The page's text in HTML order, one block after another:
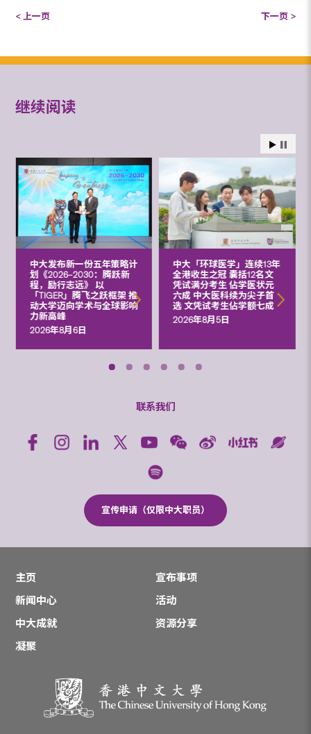
< 上一页 下一页 >
继续阅读
中大发布新一份五年策略计
划《2026‒2030：腾跃新
程，励行志远》 以
「TIGER」腾飞之跃框架 推
动大学迈向学术与全球影响
力新高峰
2026年8月6日
中大「环球医学」连续13年
全港收生之冠 囊括12名文
凭试满分考生 佔学医状元
六成 中大医科续为尖子首
选 文凭试考生佔学额七成
2026年8月5日
联系我们
宣传申请（仅限中大职员）
主页
宣布事项
新闻中心
活动
中大成就
资源分享
凝聚